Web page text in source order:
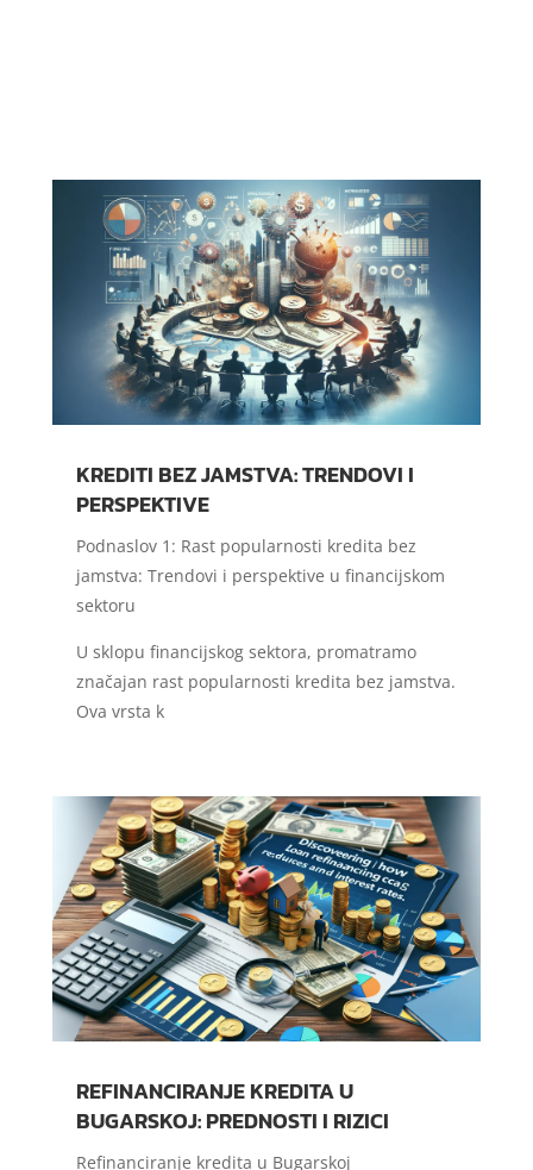
KREDITI BEZ JAMSTVA: TRENDOVI I
PERSPEKTIVE
Podnaslov 1: Rast popularnosti kredita bez
jamstva: Trendovi i perspektive u financijskom
sektoru
U sklopu financijskog sektora, promatramo
značajan rast popularnosti kredita bez jamstva.
Ova vrsta k
REFINANCIRANJE KREDITA U
BUGARSKOJ: PREDNOSTI I RIZICI
Refinanciranje kredita u Bugarskoj